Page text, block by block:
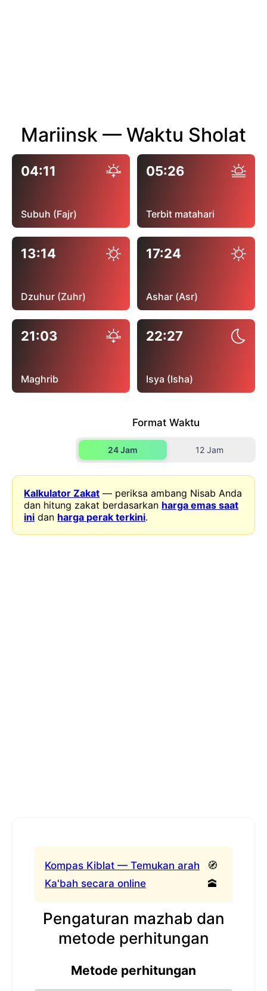
Mariinsk — Waktu Sholat
04:11
Subuh (Fajr)
05:26
Terbit matahari
13:14
Dzuhur (Zuhr)
17:24
Ashar (Asr)
21:03
Maghrib
22:27
Isya (Isha)
Format Waktu
24 Jam 12 Jam
Kalkulator Zakat — periksa ambang Nisab Anda
dan hitung zakat berdasarkan harga emas saat
ini dan harga perak terkini.
Kompas Kiblat — Temukan arah
Ka'bah secara online
🧭
🕋
Pengaturan mazhab dan
metode perhitungan
Metode perhitungan